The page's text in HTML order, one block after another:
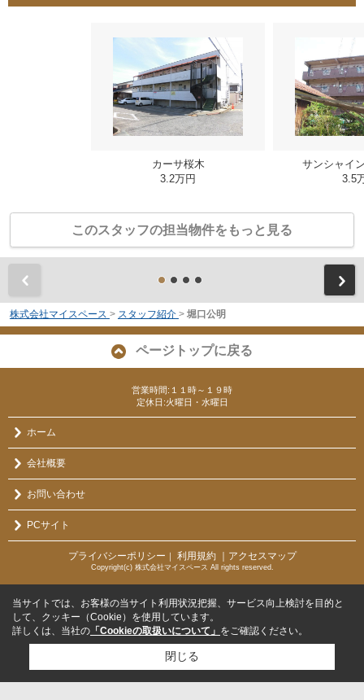
カーサ桜木
3.2万円
サンシャイ
3.5
このスタッフの担当物件をもっと見る
株式会社マイスペース > スタッフ紹介 > 堀口公明
ページトップに戻る
営業時間:１１時～１９時
定休日:火曜日・水曜日
ホーム
会社概要
お問い合わせ
PCサイト
プライバシーポリシー ｜ 利用規約 ｜アクセスマップ
Copyright(c) 株式会社マイスペース All rights reserved.
当サイトでは、お客様の当サイト利用状況把握、サービス向上検討を目的と
して、クッキー（Cookie）を使用しています。
詳しくは、当社の 「Cookieの取扱いについて」 をご確認ください。
閉じる